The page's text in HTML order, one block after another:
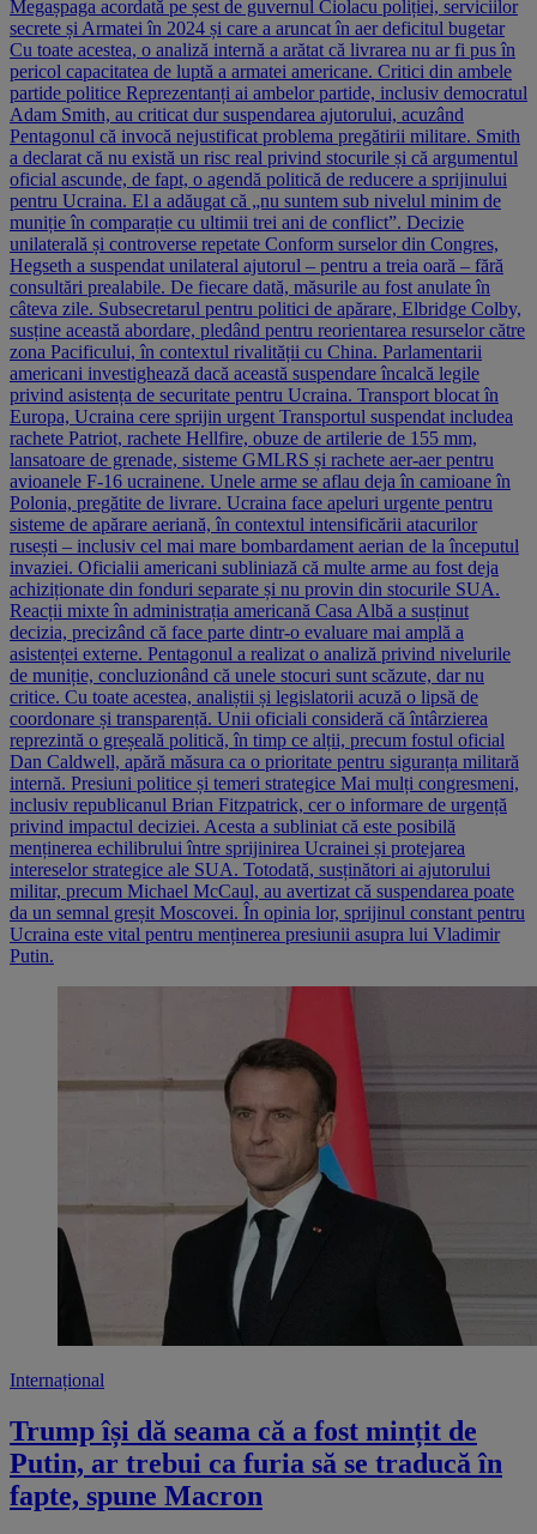
Megașpaga acordată pe șest de guvernul Ciolacu poliției, serviciilor
secrete și Armatei în 2024 și care a aruncat în aer deficitul bugetar
Cu toate acestea, o analiză internă a arătat că livrarea nu ar fi pus în
pericol capacitatea de luptă a armatei americane. Critici din ambele
partide politice Reprezentanți ai ambelor partide, inclusiv democratul
Adam Smith, au criticat dur suspendarea ajutorului, acuzând
Pentagonul că invocă nejustificat problema pregătirii militare. Smith
a declarat că nu există un risc real privind stocurile și că argumentul
oficial ascunde, de fapt, o agendă politică de reducere a sprijinului
pentru Ucraina. El a adăugat că „nu suntem sub nivelul minim de
muniție în comparație cu ultimii trei ani de conflict”. Decizie
unilaterală și controverse repetate Conform surselor din Congres,
Hegseth a suspendat unilateral ajutorul – pentru a treia oară – fără
consultări prealabile. De fiecare dată, măsurile au fost anulate în
câteva zile. Subsecretarul pentru politici de apărare, Elbridge Colby,
susține această abordare, pledând pentru reorientarea resurselor către
zona Pacificului, în contextul rivalității cu China. Parlamentarii
americani investighează dacă această suspendare încalcă legile
privind asistența de securitate pentru Ucraina. Transport blocat în
Europa, Ucraina cere sprijin urgent Transportul suspendat includea
rachete Patriot, rachete Hellfire, obuze de artilerie de 155 mm,
lansatoare de grenade, sisteme GMLRS și rachete aer-aer pentru
avioanele F-16 ucrainene. Unele arme se aflau deja în camioane în
Polonia, pregătite de livrare. Ucraina face apeluri urgente pentru
sisteme de apărare aeriană, în contextul intensificării atacurilor
rusești – inclusiv cel mai mare bombardament aerian de la începutul
invaziei. Oficialii americani subliniază că multe arme au fost deja
achiziționate din fonduri separate și nu provin din stocurile SUA.
Reacții mixte în administrația americană Casa Albă a susținut
decizia, precizând că face parte dintr-o evaluare mai amplă a
asistenței externe. Pentagonul a realizat o analiză privind nivelurile
de muniție, concluzionând că unele stocuri sunt scăzute, dar nu
critice. Cu toate acestea, analiștii și legislatorii acuză o lipsă de
coordonare și transparență. Unii oficiali consideră că întârzierea
reprezintă o greșeală politică, în timp ce alții, precum fostul oficial
Dan Caldwell, apără măsura ca o prioritate pentru siguranța militară
internă. Presiuni politice și temeri strategice Mai mulți congresmeni,
inclusiv republicanul Brian Fitzpatrick, cer o informare de urgență
privind impactul deciziei. Acesta a subliniat că este posibilă
menținerea echilibrului între sprijinirea Ucrainei și protejarea
intereselor strategice ale SUA. Totodată, susținători ai ajutorului
militar, precum Michael McCaul, au avertizat că suspendarea poate
da un semnal greșit Moscovei. În opinia lor, sprijinul constant pentru
Ucraina este vital pentru menținerea presiunii asupra lui Vladimir
Putin.
Internațional
Trump își dă seama că a fost mințit de
Putin, ar trebui ca furia să se traducă în
fapte, spune Macron